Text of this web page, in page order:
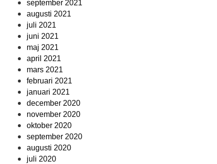
september 2021
augusti 2021
juli 2021
juni 2021
maj 2021
april 2021
mars 2021
februari 2021
januari 2021
december 2020
november 2020
oktober 2020
september 2020
augusti 2020
juli 2020